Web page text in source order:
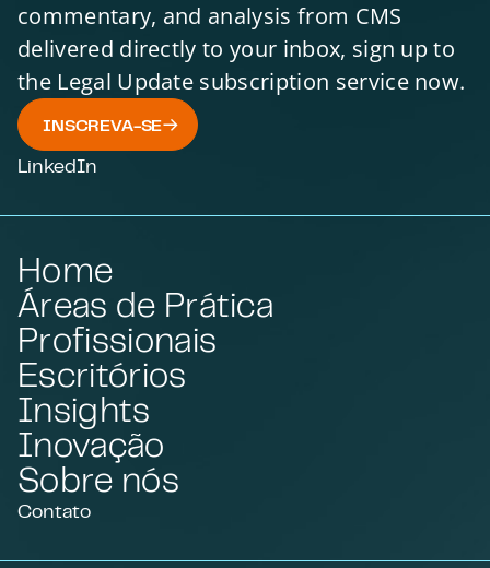
commentary, and analysis from CMS
delivered directly to your inbox, sign up to
the Legal Update subscription service now.
INSCREVA-SE
LinkedIn
Home
Áreas de Prática
Profissionais
Escritórios
Insights
Inovação
Sobre nós
Contato